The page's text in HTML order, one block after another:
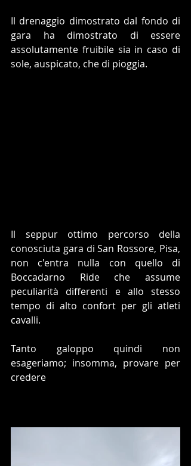
Il drenaggio dimostrato dal fondo di
gara ha dimostrato di essere
assolutamente fruibile sia in caso di
sole, auspicato, che di pioggia.
Il seppur ottimo percorso della
conosciuta gara di San Rossore, Pisa,
non c'entra nulla con quello di
Boccadarno Ride che assume
peculiarità differenti e allo stesso
tempo di alto confort per gli atleti
cavalli.
Tanto galoppo quindi non
esageriamo; insomma, provare per
credere